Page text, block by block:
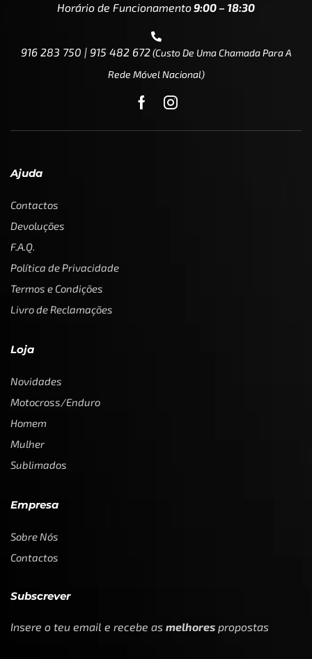
Horário de Funcionamento9:00 – 18:30
916 283 750 | 915 482 672(custo De Uma Chamada Para A
Rede Móvel Nacional)
Ajuda
Contactos
Devoluções
F.A.Q.
Política de Privacidade
Termos e Condições
Livro de Reclamações
Loja
Novidades
Motocross/Enduro
Homem
Mulher
Sublimados
Empresa
Sobre Nós
Contactos
Subscrever
Insere o teu email e recebe as melhores propostas